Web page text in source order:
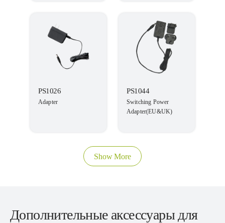
PS1026
Adapter
PS1044
Switching Power
Adapter(EU&UK)
Show More
Дополнительные аксессуары для